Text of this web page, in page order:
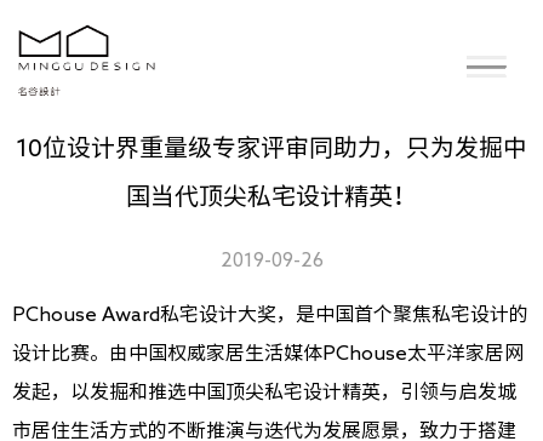
10位设计界重量级专家评审同助力，只为发掘中
国当代顶尖私宅设计精英！
2019-09-26
PChouse Award私宅设计大奖，是中国首个聚焦私宅设计的
设计比赛。由中国权威家居生活媒体PChouse太平洋家居网
发起，以发掘和推选中国顶尖私宅设计精英，引领与启发城
市居住生活方式的不断推演与迭代为发展愿景，致力于搭建